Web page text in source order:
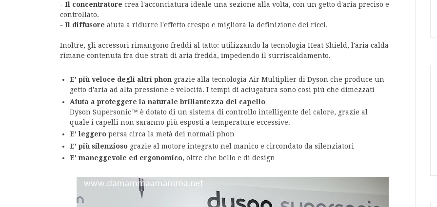
- Il concentratore crea l'acconciatura ideale una sezione alla volta, con un getto d'aria preciso e
controllato.
- Il diffusore aiuta a ridurre l'effetto crespo e migliora la definizione dei ricci.
Inoltre, gli accessori rimangono freddi al tatto: utilizzando la tecnologia Heat Shield, l'aria calda
rimane contenuta fra due strati di aria fredda, impedendo il surriscaldamento.
E' più veloce degli altri phon grazie alla tecnologia Air Multiplier di Dyson che produce un
getto d'aria ad alta pressione e velocità. I tempi di aciugatura sono così più che dimezzati
Aiuta a proteggere la naturale brillantezza del capello
Dyson Supersonic™ è dotato di un sistema di controllo intelligente del calore, grazie al
quale i capelli non saranno più esposti a temperature eccessive.
E' leggero persa circa la metà dei normali phon
E' più silenzioso grazie al motore integrato nel manico e circondato da silenziatori
E' maneggevole ed ergonomico, oltre che bello e di design